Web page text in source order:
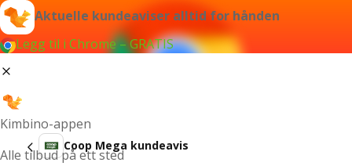
Aktuelle kundeaviser alltid for hånden
Legg til i Chrome – GRATIS
Kimbino-appen
Alle tilbud på ett sted
Coop Mega kundeavis